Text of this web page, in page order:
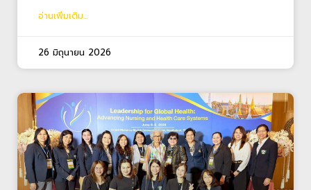
อ่านเพิ่มเติม...
26 มิถุนายน 2026